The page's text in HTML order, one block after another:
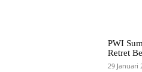
PWI
Retret
29 Januari